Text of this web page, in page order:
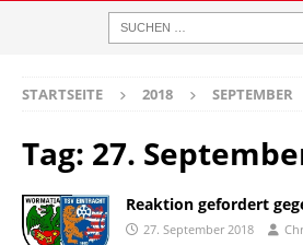
STARTSEITE 2018 SEPTEMBER
Tag: 27.
Reaktion gefordert
27. September 2018